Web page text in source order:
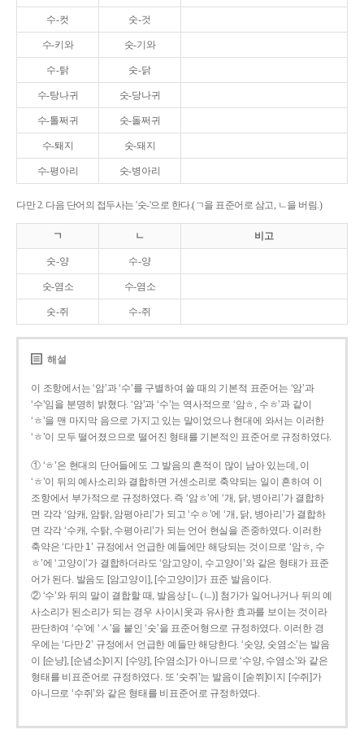
수-컷 숫-것
수-키와 숫-기와
수-탉 숫-닭
수-탕나귀 숫-당나귀
수-톨쩌귀 숫-돌쩌귀
수-퇘지 숫-돼지
수-평아리 숫-병아리
다만 2. 다음 단어의 접두사는 '숫-'으로 한다.(ㄱ을 표준어로 삼고, ㄴ을 버림.)
ㄱ ㄴ 비고
숫-양 수-양
숫-염소 수-염소
숫-쥐 수-쥐
해설
이 조항에서는 ‘암’과 ‘수’를 구별하여 쓸 때의 기본적 표준어는 ‘암’과
‘수’임을 분명히 밝혔다. ‘암’과 ‘수’는 역사적으로 ‘암ㅎ, 수ㅎ’과 같이
‘ㅎ’을 맨 마지막 음으로 가지고 있는 말이었으나 현대에 와서는 이러한
‘ㅎ’이 모두 떨어졌으므로 떨어진 형태를 기본적인 표준어로 규정하였다.
① ‘ㅎ’은 현대의 단어들에도 그 발음의 흔적이 많이 남아 있는데, 이
‘ㅎ’이 뒤의 예사소리와 결합하면 거센소리로 축약되는 일이 흔하여 이
조항에서 부가적으로 규정하였다. 즉 ‘암ㅎ’에 ‘개, 닭, 병아리’가 결합하
면 각각 ‘암캐, 암탉, 암평아리’가 되고 ‘수ㅎ’에 ‘개, 닭, 병아리’가 결합하
면 각각 ‘수캐, 수탉, 수평아리’가 되는 언어 현실을 존중하였다. 이러한
축약은 ‘다만 1’ 규정에서 언급한 예들에만 해당되는 것이므로 ‘암ㅎ, 수
ㅎ’에 ‘고양이’가 결합하더라도 ‘암고양이, 수고양이’와 같은 형태가 표준
어가 된다. 발음도 [암고양이], [수고양이]가 표준 발음이다.
② ‘수’와 뒤의 말이 결합할 때, 발음상 [ㄴ(ㄴ)] 첨가가 일어나거나 뒤의 예
사소리가 된소리가 되는 경우 사이시옷과 유사한 효과를 보이는 것이라
판단하여 ‘수’에 ‘ㅅ’을 붙인 ‘숫’을 표준어형으로 규정하였다. 이러한 경
우에는 ‘다만 2’ 규정에서 언급한 예들만 해당한다. ‘숫양, 숫염소’는 발음
이 [순냥], [순념소]이지 [수양], [수염소]가 아니므로 ‘수양, 수염소’와 같은
형태를 비표준어로 규정하였다. 또 ‘숫쥐’는 발음이 [숟쮜]이지 [수쥐]가
아니므로 ‘수쥐’와 같은 형태를 비표준어로 규정하였다.